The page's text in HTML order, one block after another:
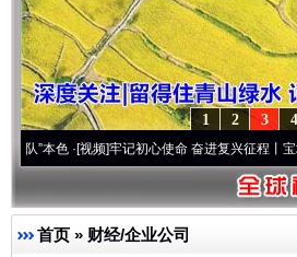
4
3
2
1
·[视频]牢记初心使命 奋进复兴征程丨宝塔山下好光
首页 » 财经/企业公司